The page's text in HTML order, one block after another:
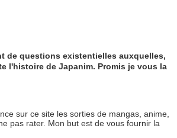
de questions existentielles auxquelles,
l'histoire de Japanim. Promis je vous la
sur ce site les sorties de mangas, anime,
pas rater. Mon but est de vous fournir la